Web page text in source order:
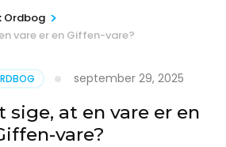
Ordbog >
vare er en Giffen-vare?
september 29, 2025
sige, at en vare er en
vare?